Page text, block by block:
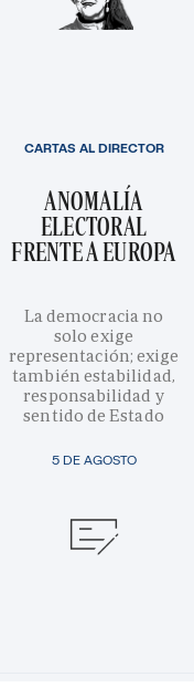
5 DE AGOSTO
ANOMALÍA
ELECTORAL
FRENTE A EUROPA
La democracia no
solo exige
representación; exige
también estabilidad,
responsabilidad y
sentido de Estado
CARTAS AL DIRECTOR